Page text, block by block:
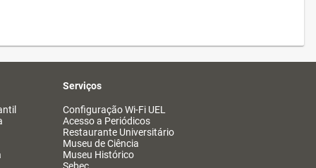
Serviços
Configuração Wi-Fi UEL
Acesso a Periódicos
Restaurante Universitário
Museu de Ciência
Museu Histórico